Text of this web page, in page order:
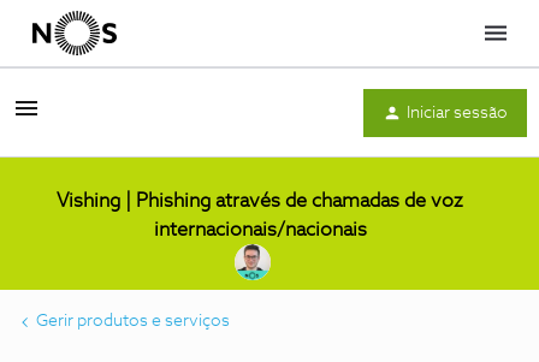
Menu
Iniciar sessão
Vishing | Phishing através de chamadas de voz
internacionais/nacionais
Gerir produtos e serviços